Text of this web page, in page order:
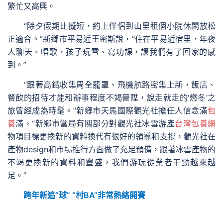
繁忙又高興。
“除夕假期比擬短，約上伴侶到山里租個小院休閑放松
正適合。”新鄉市平易近王密斯說，“住在平易近宿里，年夜
人聊天、唱歌，孩子玩雪、寫功課，讓我們有了回家的感
到。”
“跟著高鐵收集周全籠罩、飛機航路密集上新，飯店、
餐飲的招待才能和辦事程度不竭晉陞，說走就走的‘燃冬’之
旅曾經成為時髦。”新鄉市天馬國際觀光社擔任人信念滿包
養滿，“新鄉市當局有關部分對觀光社冰雪游產台灣包養網
物項目標更換新的資料換代有很好的領導和支撐，觀光社在
產物design和市場推行方面做了充足預備，跟著冰雪產物的
不竭更換新的資料和豐盛，我們游玩從業者干勁越來越
足。”
跨年新追“球” “村BA”非常熱絡開賽